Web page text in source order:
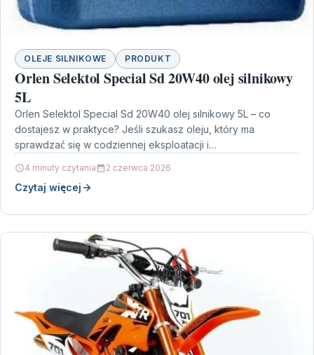
OLEJE SILNIKOWE PRODUKT
Orlen Selektol Special Sd 20W40 olej silnikowy
5L
Orlen Selektol Special Sd 20W40 olej silnikowy 5L – co
dostajesz w praktyce? Jeśli szukasz oleju, który ma
sprawdzać się w codziennej eksploatacji i…
4 minuty czytania 2 czerwca 2026
Czytaj więcej